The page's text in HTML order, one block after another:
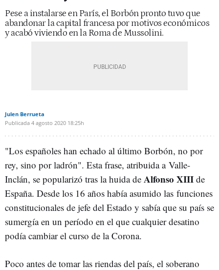
Pese a instalarse en París, el Borbón pronto tuvo que
abandonar la capital francesa por motivos económicos
y acabó viviendo en la Roma de Mussolini.
Julen Berrueta
Publicada 4 agosto 2020 18:25h
"Los españoles han echado al último Borbón, no por
rey, sino por ladrón". Esta frase, atribuida a Valle-
Inclán, se popularizó tras la huida de Alfonso XIII de
España. Desde los 16 años había asumido las funciones
constitucionales de jefe del Estado y sabía que su país se
sumergía en un período en el que cualquier desatino
podía cambiar el curso de la Corona.
Poco antes de tomar las riendas del país, el soberano